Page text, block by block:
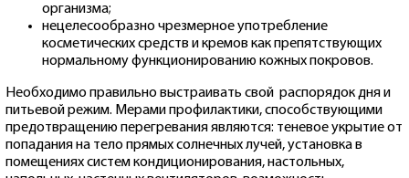
организма;
нецелесообразно чрезмерное употребление
косметических средств и кремов как препятствующих
нормальному функционированию кожных покровов.
Необходимо правильно выстраивать свой распорядок дня и
питьевой режим. Мерами профилактики, способствующими
предотвращению перегревания являются: теневое укрытие от
попадания на тело прямых солнечных лучей, установка в
помещениях систем кондиционирования, настольных,